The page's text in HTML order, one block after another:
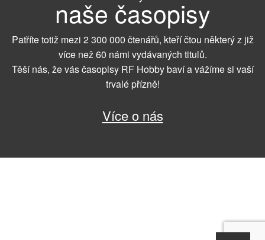
naše časopisy
Patříte totiž mezi 2 300 000 čtenářů, kteří čtou některý z již
více než 60 námi vydávaných titulů.
Těší nás, že vás časopisy RF Hobby baví a vážíme si vaší
trvalé přízně!
Více o nás